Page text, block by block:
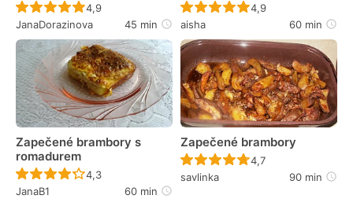
Recept ještě nebyl hodnocen
4,9
JanaDorazinova
45 min
Recept ještě nebyl
4,9
aisha
60 min
Zapečené brambory s
romadurem
Recept ještě nebyl hodnocen
4,3
JanaB1
60 min
Zapečené brambory
Recept ještě nebyl
4,7
savlinka
90 min